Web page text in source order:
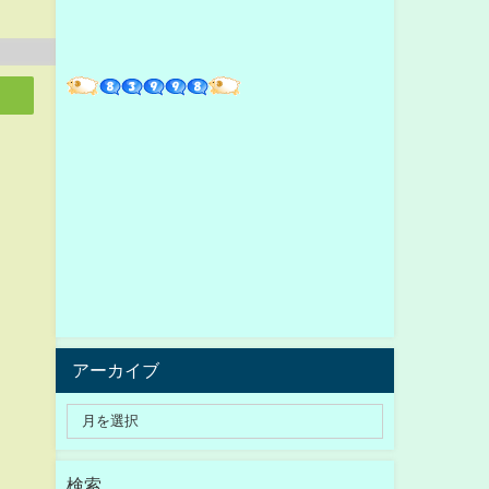
アーカイブ
検索